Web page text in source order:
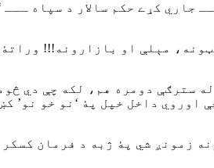
جاري کړے حکم سالار د سپاه
مېلې او بازارونه!!!
سترګې دومره هم، لکه چې دي
اوروي داخل خپل پۀ ‘نو خو نو’
زمونږ شي پۀ ژبه د فرمان